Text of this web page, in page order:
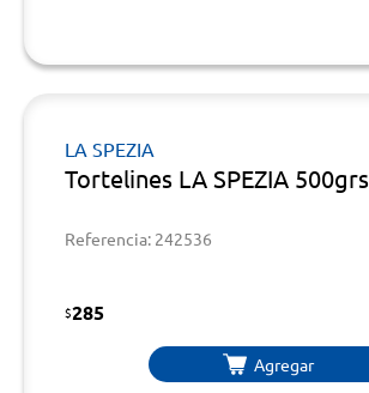
LA SPEZIA
Tortelines LA SPEZIA 500grs
Referencia: 242536
$285
Agregar